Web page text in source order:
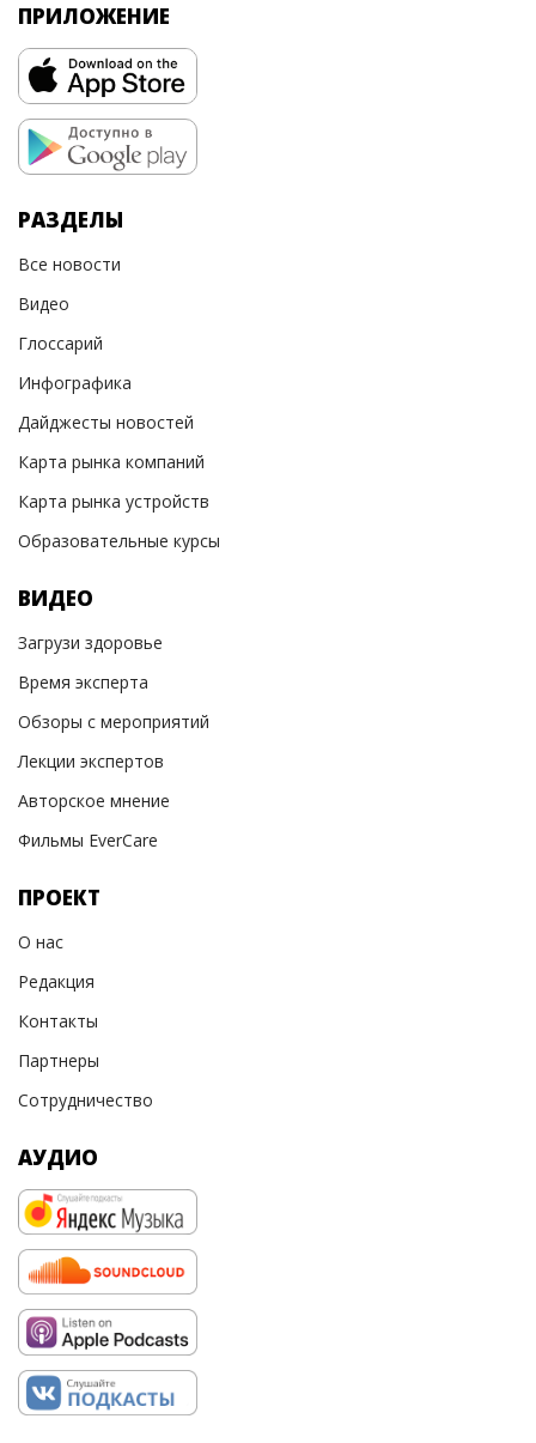
ПРИЛОЖЕНИЕ
РАЗДЕЛЫ
Все новости
Видео
Глоссарий
Инфографика
Дайджесты новостей
Карта рынка компаний
Карта рынка устройств
Образовательные курсы
ВИДЕО
Загрузи здоровье
Время эксперта
Обзоры с мероприятий
Лекции экспертов
Авторское мнение
Фильмы EverCare
ПРОЕКТ
О нас
Редакция
Контакты
Партнеры
Сотрудничество
АУДИО